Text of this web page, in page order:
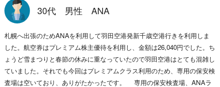
30代 男性 ANA
札幌へ出張のためANAを利用して羽田空港発新千歳空港行きを利用しま
した。航空券はプレミアム株主優待を利用し、金額は26,040円でした。ち
ょうど雪まつりと春節の休みに重なっていたので羽田空港はとても混雑し
ていました。それでも今回はプレミアムクラス利用のため、専用の保安検
査場は空いており、ありがたかったです。 専用の保安検査場、ANAラ